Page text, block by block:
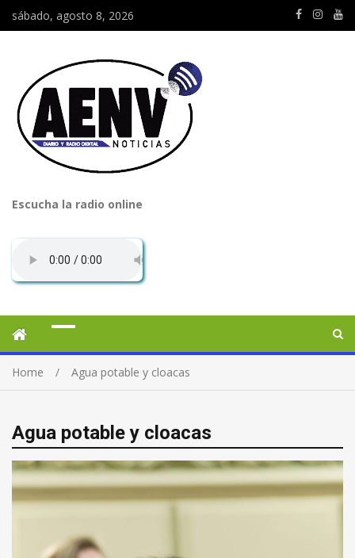
sábado, agosto 8, 2026
Escucha la radio online
Home Agua potable y cloacas
Agua potable y cloacas